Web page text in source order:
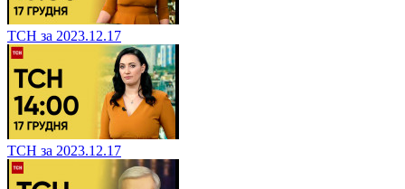
ТСН за 2023.12.17
ТСН за 2023.12.17